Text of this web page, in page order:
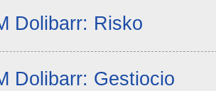
Dolibarr: Risko
Dolibarr: Gestiocio